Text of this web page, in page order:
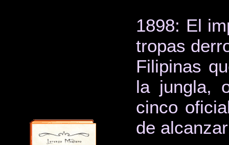
1898: El
tropas
Filipinas
la jungla,
cinco
de